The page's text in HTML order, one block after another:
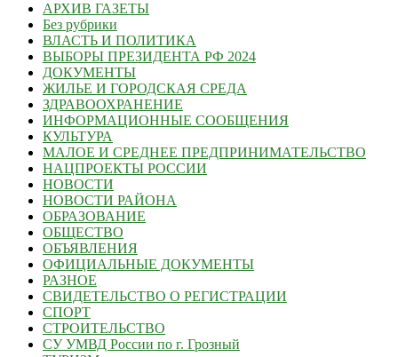
АРХИВ ГАЗЕТЫ
Без рубрики
ВЛАСТЬ И ПОЛИТИКА
ВЫБОРЫ ПРЕЗИДЕНТА РФ 2024
ДОКУМЕНТЫ
ЖИЛЬЕ И ГОРОДСКАЯ СРЕДА
ЗДРАВООХРАНЕНИЕ
ИНФОРМАЦИОННЫЕ СООБЩЕНИЯ
КУЛЬТУРА
МАЛОЕ И СРЕДНЕЕ ПРЕДПРИНИМАТЕЛЬСТВО
НАЦПРОЕКТЫ РОССИИ
НОВОСТИ
НОВОСТИ РАЙОНА
ОБРАЗОВАНИЕ
ОБЩЕСТВО
ОБЪЯВЛЕНИЯ
ОФИЦИАЛЬНЫЕ ДОКУМЕНТЫ
РАЗНОЕ
СВИДЕТЕЛЬСТВО О РЕГИСТРАЦИИ
СПОРТ
СТРОИТЕЛЬСТВО
СУ УМВД России по г. Грозный